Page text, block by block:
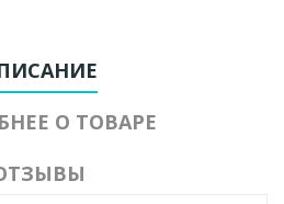
О ТОВАРЕ